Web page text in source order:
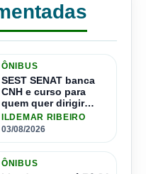
ÔNIBUS
SEST SENAT banca
CNH e curso para
quem quer dirigir
ônibus
ILDEMAR RIBEIRO
03/08/2026
ÔNIBUS